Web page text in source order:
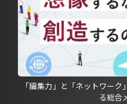
「編集力」と「ネットワー
る総合